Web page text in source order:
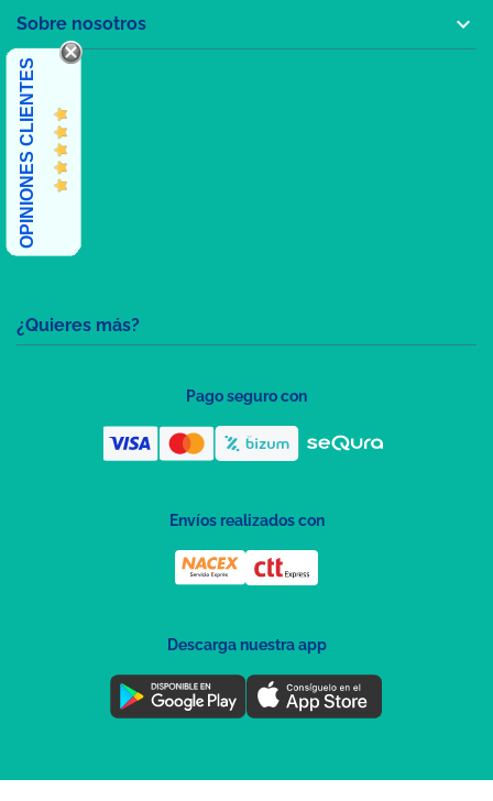
¿Quieres más?
Sobre nosotros 
OPINIONES CLIENTES
Pago seguro con
Envíos realizados con
Descarga nuestra app